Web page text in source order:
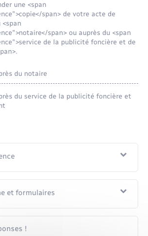
public
une <span
span> de votre acte de
span> ou auprès du <span
de la publicité foncière et de
du notaire
du service de la publicité foncière et
et formulaires
!